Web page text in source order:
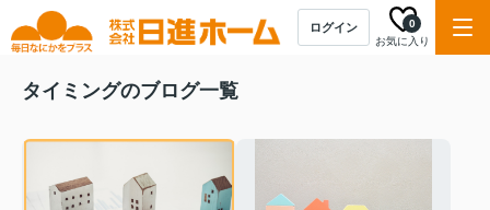
ログイン
お気に入り
0
タイミングのブログ一覧